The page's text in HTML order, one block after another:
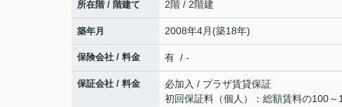
所在階 / 階建て 2階 / 2階建
築年月 2008年4月(築18年)
保険会社 / 料金 有 / -
保証会社 / 料金
必加入 / プラザ賃貸保証
初回保証料（個人）：総額賃料の100